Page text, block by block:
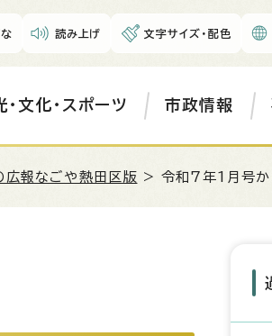
読み上げ 文字サイズ・配色
・文化・スポーツ 市政情報
広報なごや熱田区版 > 令和7年1月号か